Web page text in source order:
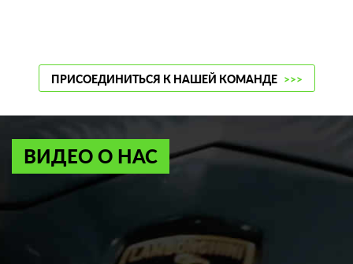
ПРИСОЕДИНИТЬСЯ К НАШЕЙ КОМАНДЕ >>>
ВИДЕО О НАС